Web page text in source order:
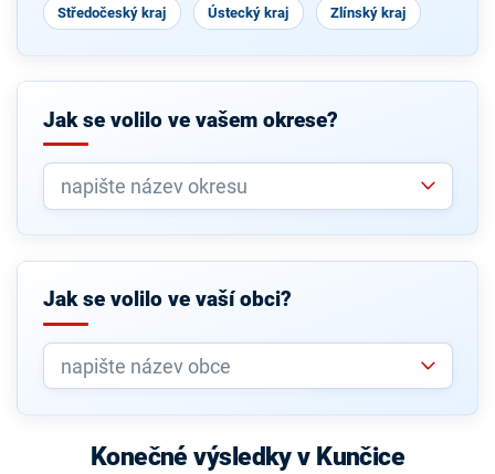
Středočeský kraj Ústecký kraj Zlínský kraj
Jak se volilo ve vašem okrese?
Jak se volilo ve vaší obci?
Konečné výsledky v Kunčice